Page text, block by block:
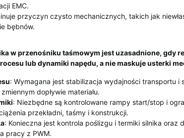
EMC.
przyczyn czysto mechanicznych, takich jak
bębnów.
w przenośniku taśmowym jest uzasadnione, gdy
lub dynamiki napędu, a nie maskuje usterki
: Wymagana jest stabilizacja wydajności transportu i
dopływie materiału.
: Niezbędne są kontrolowane rampy start/stop i
przekładni, taśmy i konstrukcji.
: Konieczna jest kontrola poślizgu i termiki silnika oraz
pracy z PWM.